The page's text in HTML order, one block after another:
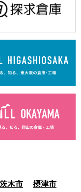
茨木市 摂津市